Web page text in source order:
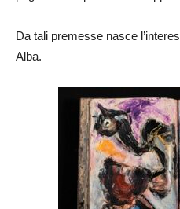
Da tali premesse nasce
Alba.